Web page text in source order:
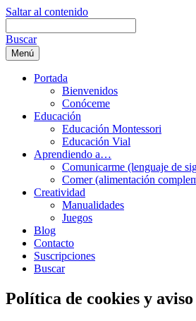
Saltar al contenido
Buscar
Menú
Portada
Bienvenidos
Conóceme
Educación
Educación Montessori
Educación Vial
Aprendiendo a…
Comunicarme (lenguaje de
Comer (alimentación
Creatividad
Manualidades
Juegos
Blog
Contacto
Suscripciones
Buscar
Política de cookies y